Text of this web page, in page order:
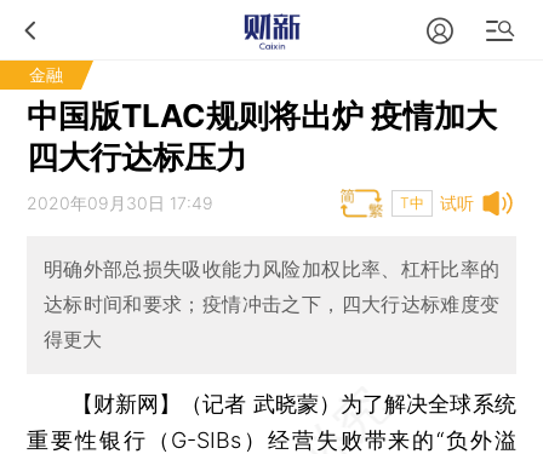
金融
中国版TLAC规则将出炉 疫情加大
四大行达标压力
试听
2020年09月30日 17:49 T中
明确外部总损失吸收能力风险加权比率、杠杆比率的
达标时间和要求；疫情冲击之下，四大行达标难度变
得更大
【财新网】（记者 武晓蒙） 为了解决全球系统
重要性银行（G-SIBs）经营失败带来的“负外溢